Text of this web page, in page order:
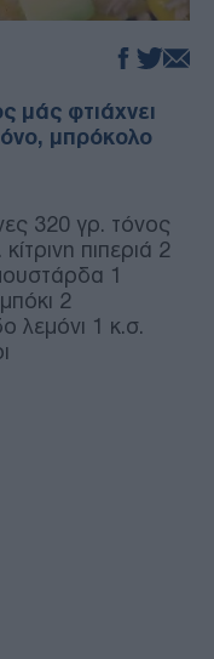
μάς φτιάχνει
μπρόκολο
320 γρ. τόνος
πιπεριά 2
1
2
λεμόνι 1 κ.σ.